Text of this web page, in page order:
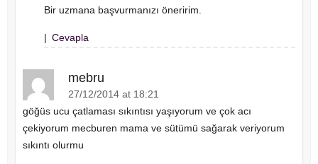
Bir uzmana başvurmanızı öneririm.
| Cevapla
mebru
27/12/2014 at 18:21
göğüs ucu çatlaması sıkıntısı yaşıyorum ve çok acı
çekiyorum mecburen mama ve sütümü sağarak veriyorum
sıkıntı olurmu